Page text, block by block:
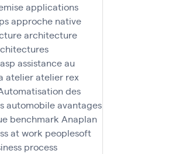
applications
approche native
architecture
asp assistance au
atelieratelier rex
des
automobileavantages
benchmark Anaplan
at work peoplesoft
process